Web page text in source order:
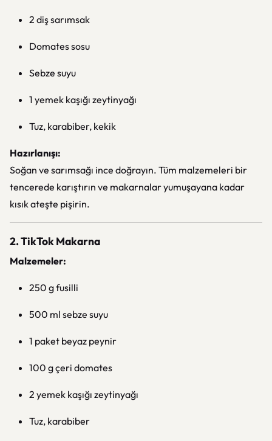
2 diş sarımsak
Domates sosu
Sebze suyu
1 yemek kaşığı zeytinyağı
Tuz, karabiber, kekik
Hazırlanışı:
Soğan ve sarımsağı ince doğrayın. Tüm malzemeleri bir
tencerede karıştırın ve makarnalar yumuşayana kadar
kısık ateşte pişirin.
2. TikTok Makarna
Malzemeler:
250 g fusilli
500 ml sebze suyu
1 paket beyaz peynir
100 g çeri domates
2 yemek kaşığı zeytinyağı
Tuz, karabiber